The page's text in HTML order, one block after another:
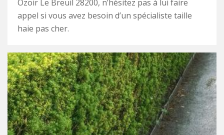
Ozoir Le Breuil 28200, n’hésitez pas à lui faire
appel si vous avez besoin d’un spécialiste taille
haie pas cher.